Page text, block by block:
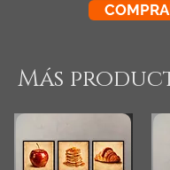
Más